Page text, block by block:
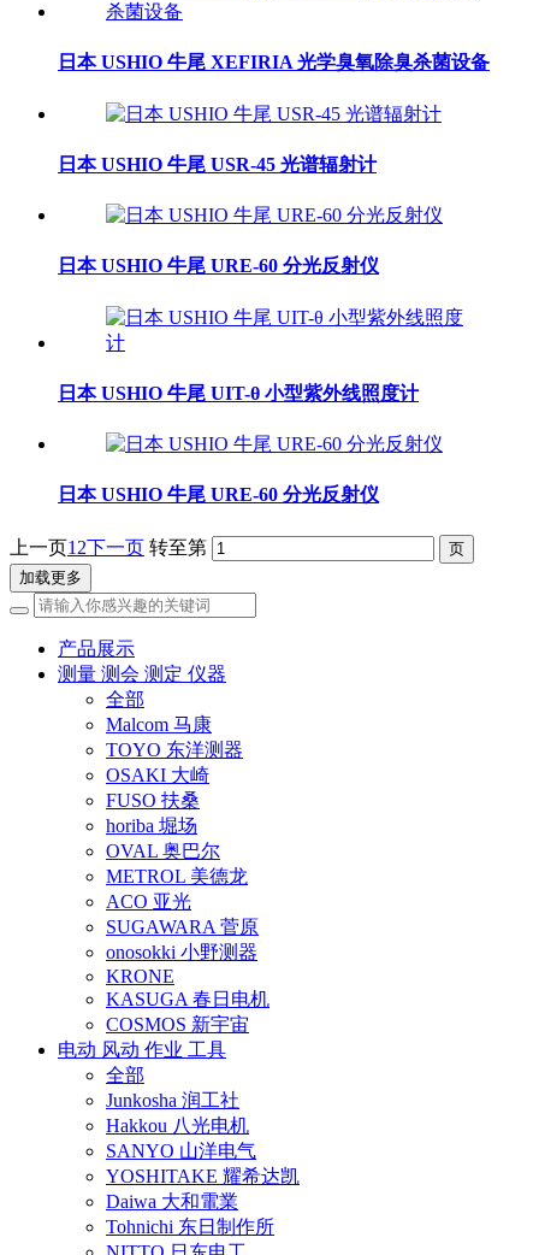
日本 USHIO 牛尾 XEFIRIA 光学臭氧除臭杀菌设备
日本 USHIO 牛尾 USR-45 光谱辐射计
日本 USHIO 牛尾 URE-60 分光反射仪
日本 USHIO 牛尾 UIT-θ 小型紫外线照度计
日本 USHIO 牛尾 URE-60 分光反射仪
上一页1 2下一页 转至第
加载更多
产品展示
测量 测会 测定 仪器
全部
Malcom 马康
TOYO 东洋测器
OSAKI 大崎
FUSO 扶桑
horiba 堀场
OVAL 奥巴尔
METROL 美德龙
ACO 亚光
SUGAWARA 菅原
onosokki 小野测器
KRONE
KASUGA 春日电机
COSMOS 新宇宙
电动 风动 作业 工具
全部
Junkosha 润工社
Hakkou 八光电机
SANYO 山洋电气
YOSHITAKE 耀希达凯
Daiwa 大和電業
Tohnichi 东日制作所